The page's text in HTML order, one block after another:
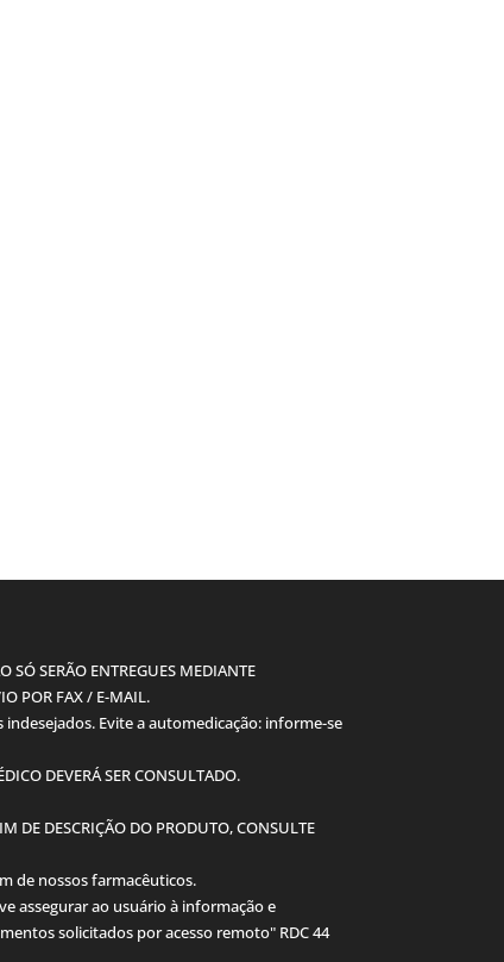
SÓ SERÃO ENTREGUES MEDIANTE
POR FAX / E-MAIL.
Evite a automedicação: informe-se
DEVERÁ SER CONSULTADO.
DE DESCRIÇÃO DO PRODUTO, CONSULTE
de nossos farmacêuticos.
assegurar ao usuário à informação e
solicitados por acesso remoto" RDC 44